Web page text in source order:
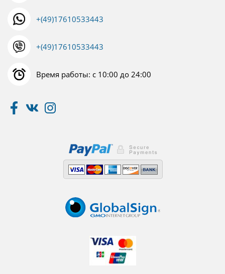
+(49)17610533443
+(49)17610533443
Время работы: с 10:00 до 24:00